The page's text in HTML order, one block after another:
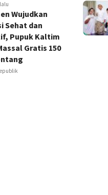
Wujudkan
Sehat dan
Pupuk Kaltim
Gratis 150